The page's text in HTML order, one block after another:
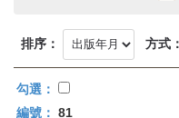
首
頁
排序： 方式：
勾選：
編號： 81